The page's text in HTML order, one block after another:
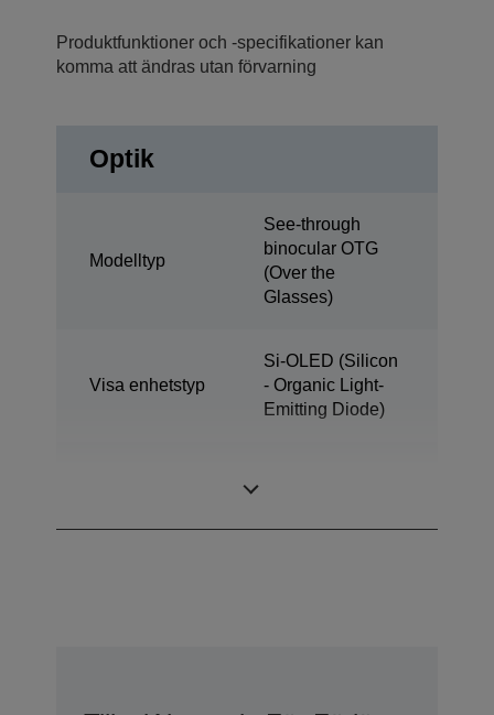
Produktfunktioner och -specifikationer kan
komma att ändras utan förvarning
Optik
Modelltyp
See-through
binocular OTG
(Over the
Glasses)
Visa enhetstyp
Si-OLED (Silicon
- Organic Light-
Emitting Diode)